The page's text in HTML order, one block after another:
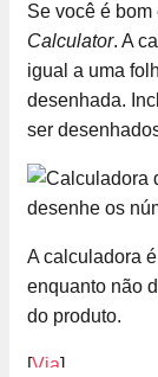
Se você é bom
Calculator. A
igual a uma
desenhada.
ser
A calculadora
enquanto não
do produto.
[Via]